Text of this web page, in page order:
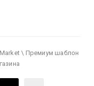
\ Премиум шаблон